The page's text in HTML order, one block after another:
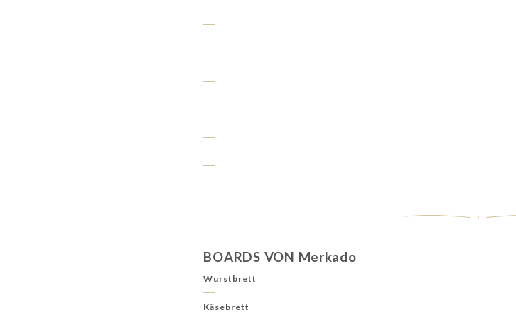
BOARDS VON Merkado
Wurstbrett
Käsebrett